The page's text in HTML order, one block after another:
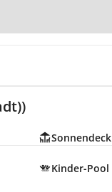
Sonnendeck
Kinder-Pool